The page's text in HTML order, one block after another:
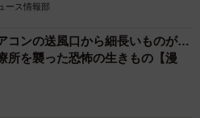
ース情報部
コンの送風口から細長いものが…
所を襲った恐怖の生きもの【漫